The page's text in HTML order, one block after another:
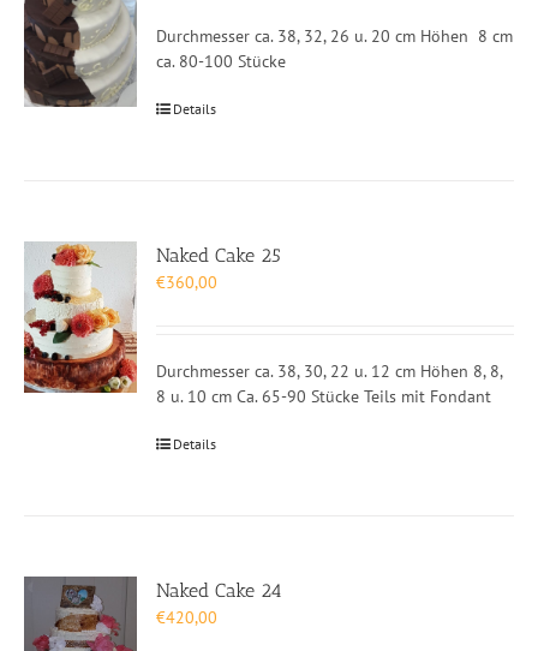
Durchmesser ca. 38, 32, 26 u. 20 cm Höhen 8 cm
ca. 80-100 Stücke
Details
Naked Cake 25
€360,00
Durchmesser ca. 38, 30, 22 u. 12 cm Höhen 8, 8,
8 u. 10 cm Ca. 65-90 Stücke Teils mit Fondant
Details
Naked Cake 24
€420,00